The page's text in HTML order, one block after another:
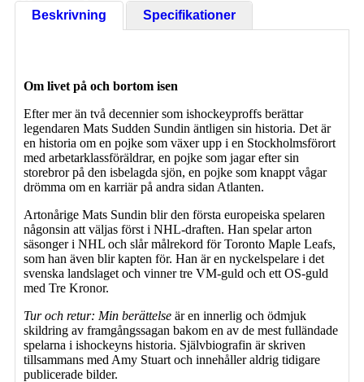
Beskrivning
Specifikationer
Om livet på och bortom isen
Efter mer än två decennier som ishockeyproffs berättar
legendaren Mats Sudden Sundin äntligen sin historia. Det är
en historia om en pojke som växer upp i en Stockholmsförort
med arbetarklassföräldrar, en pojke som jagar efter sin
storebror på den isbelagda sjön, en pojke som knappt vågar
drömma om en karriär på andra sidan Atlanten.
Artonårige Mats Sundin blir den första europeiska spelaren
någonsin att väljas först i NHL-draften. Han spelar arton
säsonger i NHL och slår målrekord för Toronto Maple Leafs,
som han även blir kapten för. Han är en nyckelspelare i det
svenska landslaget och vinner tre VM-guld och ett OS-guld
med Tre Kronor.
Tur och retur: Min berättelse är en innerlig och ödmjuk
skildring av framgångssagan bakom en av de mest fulländade
spelarna i ishockeyns historia. Självbiografin är skriven
tillsammans med Amy Stuart och innehåller aldrig tidigare
publicerade bilder.